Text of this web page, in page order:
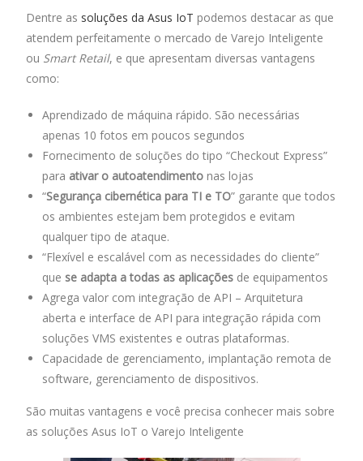
Dentre as soluções da Asus IoT podemos destacar as que
atendem perfeitamente o mercado de Varejo Inteligente
ou Smart Retail, e que apresentam diversas vantagens
como:
Aprendizado de máquina rápido. São necessárias
apenas 10 fotos em poucos segundos
Fornecimento de soluções do tipo “Checkout Express”
para ativar o autoatendimento nas lojas
“Segurança cibernética para TI e TO” garante que todos
os ambientes estejam bem protegidos e evitam
qualquer tipo de ataque.
“Flexível e escalável com as necessidades do cliente”
que se adapta a todas as aplicações de equipamentos
Agrega valor com integração de API – Arquitetura
aberta e interface de API para integração rápida com
soluções VMS existentes e outras plataformas.
Capacidade de gerenciamento, implantação remota de
software, gerenciamento de dispositivos.
São muitas vantagens e você precisa conhecer mais sobre
as soluções Asus IoT o Varejo Inteligente